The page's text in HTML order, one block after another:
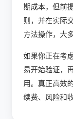
期成本，但前
则，并在实际
方法操作，大
如果你正在考
易开始验证，
用。真正高效
续费、风险和